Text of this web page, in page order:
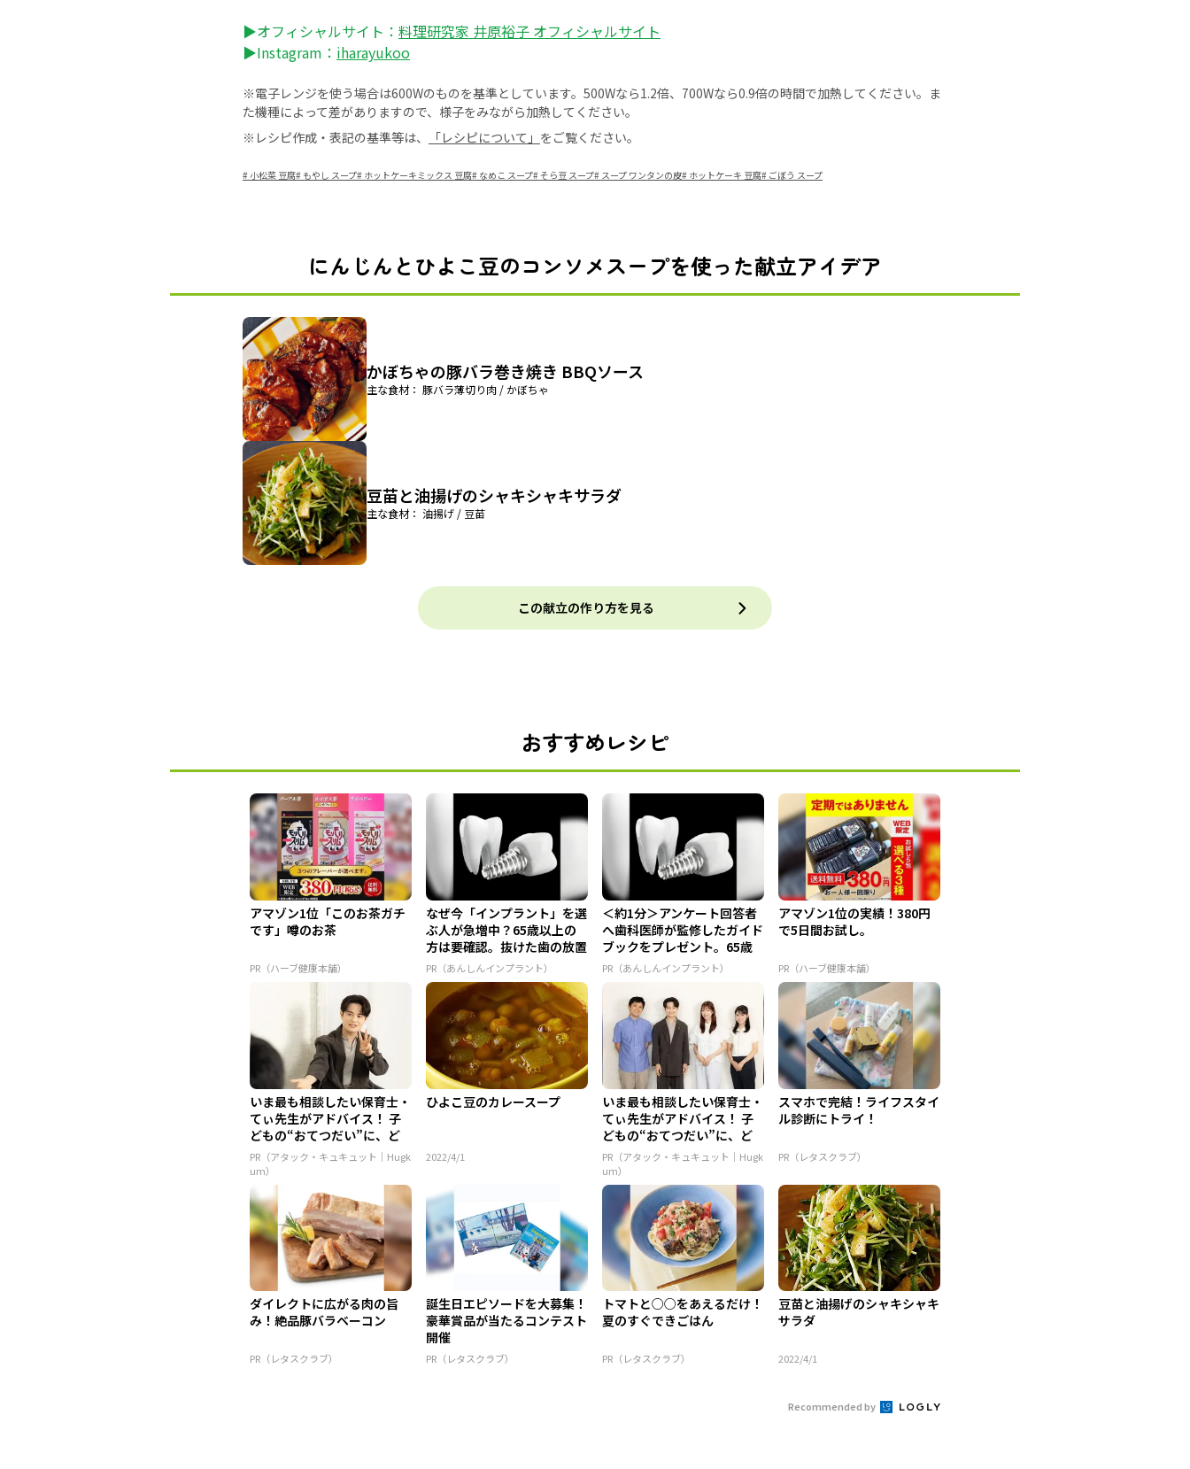
▶オフィシャルサイト： 料理研究家 井原裕子 オフィシャルサイト
▶Instagram： iharayukoo
※電子レンジを使う場合は600Wのものを基準としています。500Wなら1.2倍、700Wなら0.9倍の時間で加熱してください。ま
た機種によって差がありますので、様子をみながら加熱してください。
※レシピ作成・表記の基準等は、
「レシピについて」 をご覧ください。
# 小松菜 豆腐# もやし スープ# ホットケーキミックス 豆腐# なめこ スープ#そら豆 スープ# スープ ワンタンの皮# ホットケーキ 豆腐# ごぼう スープ
にんじんとひよこ豆のコンソメスープを使った献立アイデア
かぼちゃの豚バラ巻き焼き BBQソース
主な食材： 豚バラ薄切り肉 / かぼちゃ
豆苗と油揚げのシャキシャキサラダ
主な食材： 油揚げ / 豆苗
この献立の作り方を見る
おすすめレシピ
アマゾン1位「このお茶ガチ
です」噂のお茶
PR（ハーブ健康本舗）
なぜ今「インプラント」を選
ぶ人が急増中？65歳以上の
方は要確認。抜けた歯の放置
は...
PR（あんしんインプラント）
＜約1分＞アンケート回答者
へ歯科医師が監修したガイド
ブックをプレゼント。65歳
以...
PR（あんしんインプラント）
アマゾン1位の実績！380円
で5日間お試し。
PR（ハーブ健康本舗）
いま最も相談したい保育士・
てぃ先生がアドバイス！ 子
どもの“おてつだい”に、ど
ん...
PR（アタック・キュキュット｜Hugk
um）
ひよこ豆のカレースープ
2022/4/1
いま最も相談したい保育士・
てぃ先生がアドバイス！ 子
どもの“おてつだい”に、ど
ん...
PR（アタック・キュキュット｜Hugk
um）
スマホで完結！ライフスタイ
ル診断にトライ！
PR（レタスクラブ）
ダイレクトに広がる肉の旨
み！絶品豚バラベーコン
PR（レタスクラブ）
誕生日エピソードを大募集！
豪華賞品が当たるコンテスト
開催
PR（レタスクラブ）
トマトと○○をあえるだけ！
夏のすぐできごはん
PR（レタスクラブ）
豆苗と油揚げのシャキシャキ
サラダ
2022/4/1
Recommended by